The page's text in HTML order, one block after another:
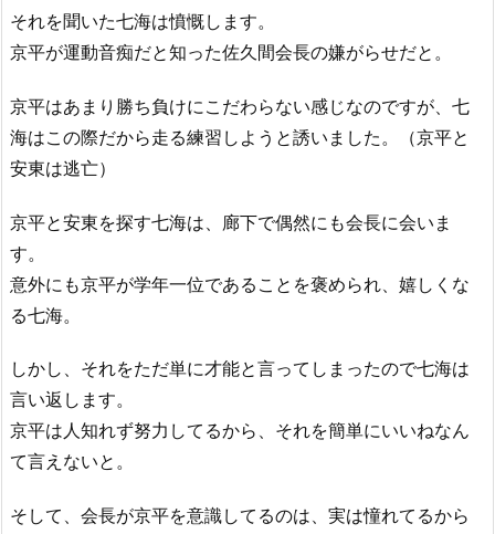
それを聞いた七海は憤慨します。
京平が運動音痴だと知った佐久間会長の嫌がらせだと。
京平はあまり勝ち負けにこだわらない感じなのですが、七
海はこの際だから走る練習しようと誘いました。（京平と
安東は逃亡）
京平と安東を探す七海は、廊下で偶然にも会長に会いま
す。
意外にも京平が学年一位であることを褒められ、嬉しくな
る七海。
しかし、それをただ単に才能と言ってしまったので七海は
言い返します。
京平は人知れず努力してるから、それを簡単にいいねなん
て言えないと。
そして、会長が京平を意識してるのは、実は憧れてるから